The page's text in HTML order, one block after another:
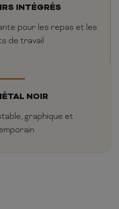
INTÉGRÉS
pour les repas et les
de travail
NOIR
graphique et